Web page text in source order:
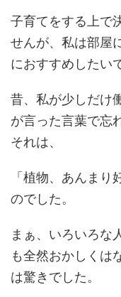
子育てをする上で
せんが、私は部屋
におすすめしたい
昔、私が少しだけ
が言った言葉で忘
それは、
「植物、あんま
のでした。
まぁ、いろいろな
も全然おかしくは
は驚きでした。